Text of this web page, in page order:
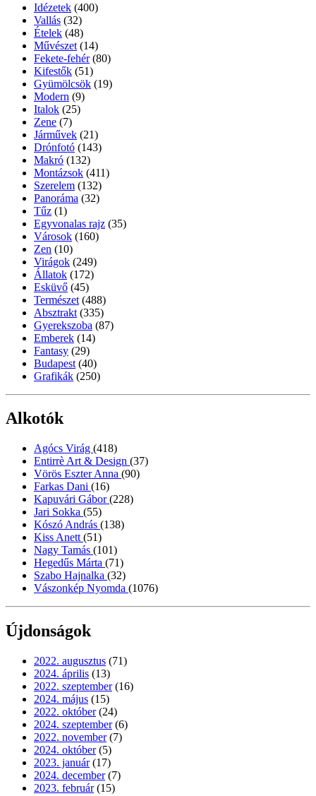
Idézetek (400)
Vallás (32)
Ételek (48)
Művészet (14)
Fekete-fehér (80)
Kifestők (51)
Gyümölcsök (19)
Modern (9)
Italok (25)
Zene (7)
Járművek (21)
Drónfotó (143)
Makró (132)
Montázsok (411)
Szerelem (132)
Panoráma (32)
Tűz (1)
Egyvonalas rajz (35)
Városok (160)
Zen (10)
Virágok (249)
Állatok (172)
Esküvő (45)
Természet (488)
Absztrakt (335)
Gyerekszoba (87)
Emberek (14)
Fantasy (29)
Budapest (40)
Grafikák (250)
Alkotók
Agócs Virág (418)
Entirrè Art & Design (37)
Vörös Eszter Anna (90)
Farkas Dani (16)
Kapuvári Gábor(228)
Jari Sokka (55)
Kószó András (138)
Kiss Anett (51)
Nagy Tamás (101)
Hegedűs Márta (71)
Szabo Hajnalka (32)
Vászonkép Nyomda (1076)
Újdonságok
2022. augusztus (71)
2024. április (13)
2022. szeptember (16)
2024. május (15)
2022. október (24)
2024. szeptember (6)
2022. november (7)
2024. október (5)
2023. január (17)
2024. december (7)
2023. február (15)